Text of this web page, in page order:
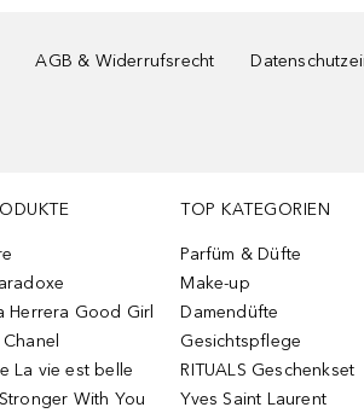
AGB & Widerrufsrecht
Herrera Good Girl
La vie est belle
With You
TOP KATEGORIEN
Parfüm & Düfte
Make-up
Damendüfte
Gesichtspflege
RITUALS Geschenkset
Yves Saint Laurent